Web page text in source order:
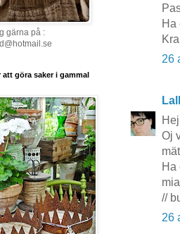
Ha
26
Oj
Ha
mia
//
26
gärna på :
att göra saker i gammal